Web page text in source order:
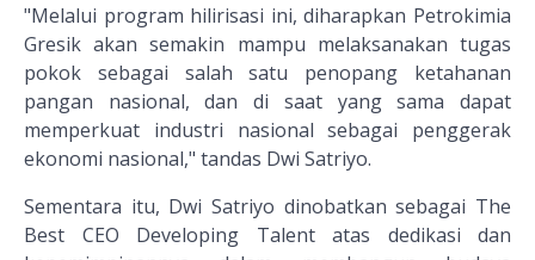
"Melalui program hilirisasi ini, diharapkan Petrokimia
Gresik akan semakin mampu melaksanakan tugas
pokok sebagai salah satu penopang ketahanan
pangan nasional, dan di saat yang sama dapat
memperkuat industri nasional sebagai penggerak
ekonomi nasional," tandas Dwi Satriyo.
Sementara itu, Dwi Satriyo dinobatkan sebagai The
Best CEO Developing Talent atas dedikasi dan